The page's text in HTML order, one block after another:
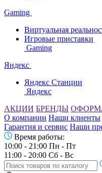
Gaming
Виртуальная
Игровые приставки
Gaming
Яндекс
Яндекс Станции
Яндекс
АКЦИИ БРЕНДЫ
О компании Наши клиенты
Гарантия и сервис Наши
Время работы:
10:00 - 21:00 Пн - Пт
11:00 - 20:00 Сб - Вс